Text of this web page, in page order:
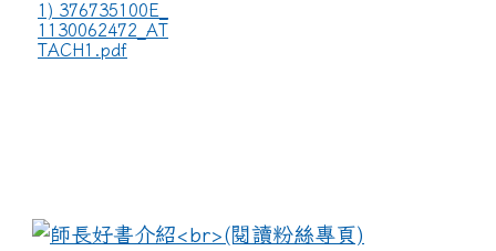
1) 376735100E_
1130062472_AT
TACH1.pdf